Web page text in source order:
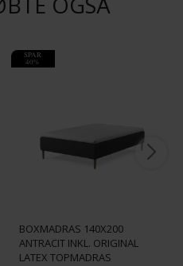
SPAR
40%
BOXMADRAS 140X200
ANTRACIT INKL. ORIGINAL
LATEX TOPMADRAS